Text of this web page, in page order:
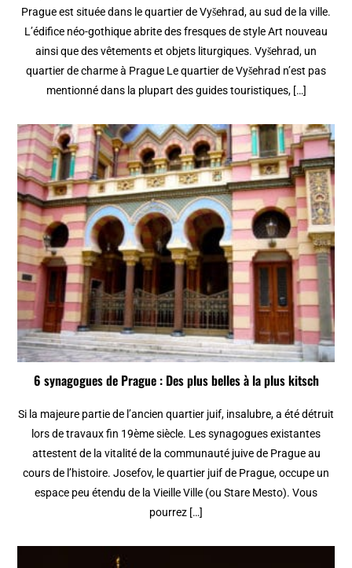
Prague est située dans le quartier de Vyšehrad, au sud de la ville.
L’édifice néo-gothique abrite des fresques de style Art nouveau
ainsi que des vêtements et objets liturgiques. Vyšehrad, un
quartier de charme à Prague Le quartier de Vyšehrad n’est pas
mentionné dans la plupart des guides touristiques, […]
6 synagogues de Prague : Des plus belles à la plus kitsch
Si la majeure partie de l’ancien quartier juif, insalubre, a été détruit
lors de travaux fin 19ème siècle. Les synagogues existantes
attestent de la vitalité de la communauté juive de Prague au
cours de l’histoire. Josefov, le quartier juif de Prague, occupe un
espace peu étendu de la Vieille Ville (ou Stare Mesto). Vous
pourrez […]